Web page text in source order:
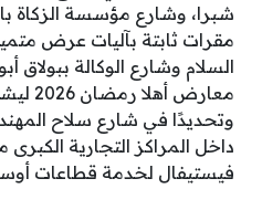
شبرا، وشارع مؤسسة الزكاة
مقرات ثابتة بآليات عرض
السلام وشارع الوكالة ببولاق
معارض
وتحديدًا في شارع سلاح
داخل المراكز التجارية
فيستيفال لخدمة قطاعات